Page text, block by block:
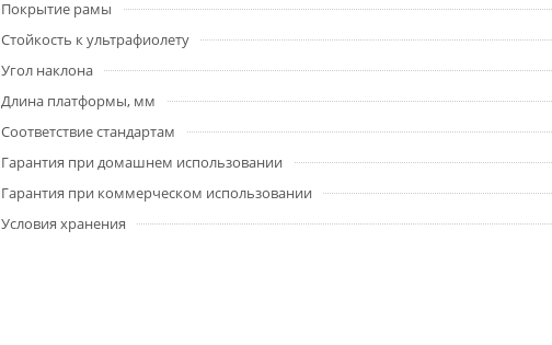
Покрытие рамы
Стойкость к ультрафиолету
Угол наклона
Длина платформы, мм
Соответствие стандартам
Гарантия при домашнем использовании
Гарантия при коммерческом использовании
Условия хранения